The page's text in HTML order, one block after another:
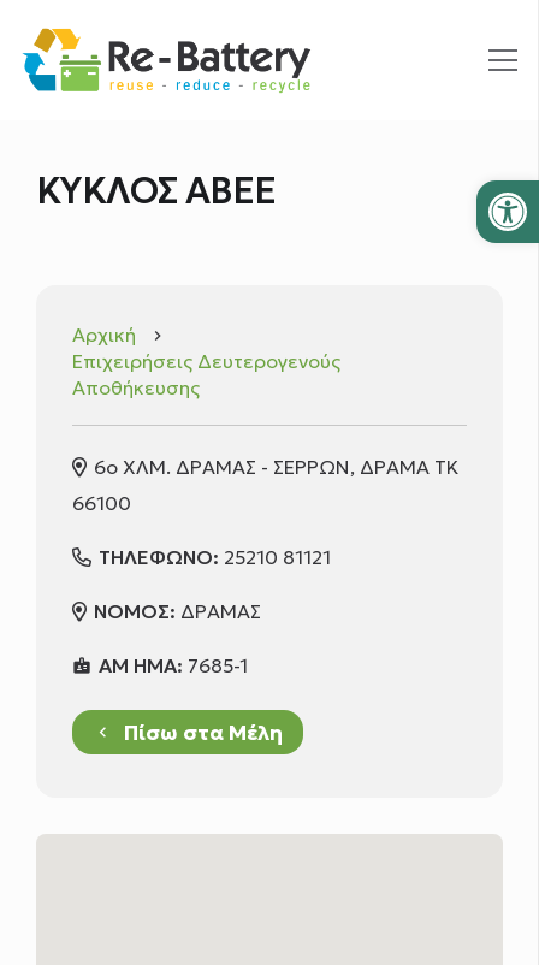
ΚΥΚΛΟΣ ΑΒΕΕ
Αρχική keyboard_arrow_right
Επιχειρήσεις Δευτερογενούς
Αποθήκευσης
6ο ΧΛΜ. ΔΡΑΜΑΣ - ΣΕΡΡΩΝ, ΔΡΑΜΑ TK
66100
ΤΗΛΕΦΩΝΟ: 25210 81121
ΝΟΜΟΣ: ΔΡΑΜΑΣ
badge ΑΜ ΗΜΑ: 7685-1
keyboard_arrow_left Πίσω στα Μέλη